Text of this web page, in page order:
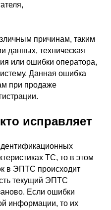
причинам, таким
данных, техническая
или ошибки оператора,
Данная ошибка
при продаже
исправляет
ТС, то в этом
в ЭПТС происходит
текущий ЭПТС
Если ошибки
информации, то их